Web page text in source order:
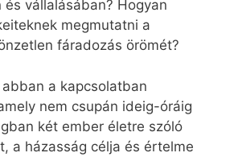
vállalásában? Hogyan
megmutatni a
fáradozás örömét?
a kapcsolatban
nem csupán ideig-óráig
két ember életre szóló
a házasság célja és értelme